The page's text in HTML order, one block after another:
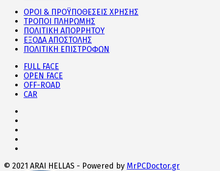
ΟΡΟΙ & ΠΡΟΫΠΟΘΕΣΕΙΣ ΧΡΗΣΗΣ
ΤΡΟΠΟΙ ΠΛΗΡΩΜΗΣ
ΠΟΛΙΤΙΚΗ ΑΠΟΡΡΗΤΟΥ
ΕΞΟΔΑ ΑΠΟΣΤΟΛΗΣ
ΠΟΛΙΤΙΚΗ ΕΠΙΣΤΡΟΦΩΝ
FULL FACE
OPEN FACE
OFF-ROAD
CAR
© 2021 ARAI HELLAS - Powered by MrPCDoctor.gr